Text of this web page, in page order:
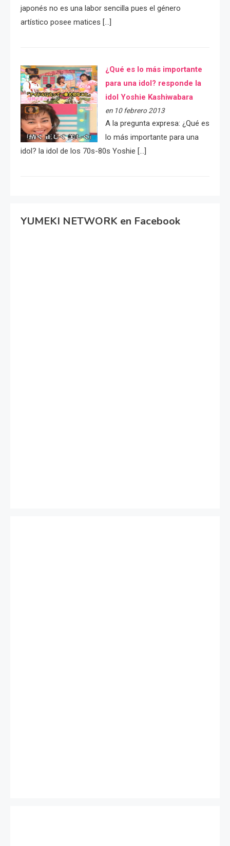
japonés no es una labor sencilla pues el género
artístico posee matices […]
¿Qué es lo más importante
para una idol? responde la
idol Yoshie Kashiwabara
en 10 febrero 2013
A la pregunta expresa: ¿Qué es
lo más importante para una
idol? la idol de los 70s-80s Yoshie […]
YUMEKI NETWORK en Facebook